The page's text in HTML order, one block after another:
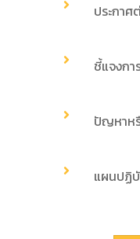
ประกา
ชี้แจงก
ปัญหาห
แผนปฏิ